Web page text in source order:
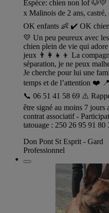
Espèce: chien non lof
x Malinois de 2 ans,
OK enfants 👶 ✔️ OK
💛 Un peu peureux avec
chien plein de vie qui
jeux 👨‍👩‍👧‍👦 La
séparation, je ne peux
Je cherche pour lui une
temps et de l’attention ❤️
📞 06 51 41 58 69 ⚠️
être signé au moins 7 jours
contrat associatif -
tatouage : 250 26 95 91 80
Don Pont St Esprit - Gard
Professionnel